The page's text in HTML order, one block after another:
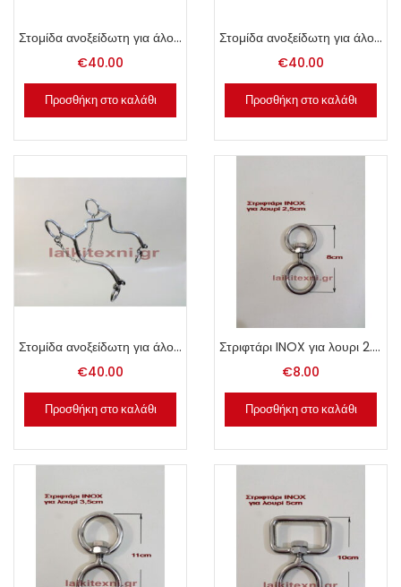
Στομίδα ανοξείδωτη για άλογα 11cm.
€40.00
Προσθήκη στο καλάθι
Στομίδα ανοξείδωτη για άλογα 12cm.
€40.00
Προσθήκη στο καλάθι
Στομίδα ανοξείδωτη για άλογα 13cm.
€40.00
Προσθήκη στο καλάθι
Στριφτάρι INOX για λουρι 2.5cm.
€8.00
Προσθήκη στο καλάθι